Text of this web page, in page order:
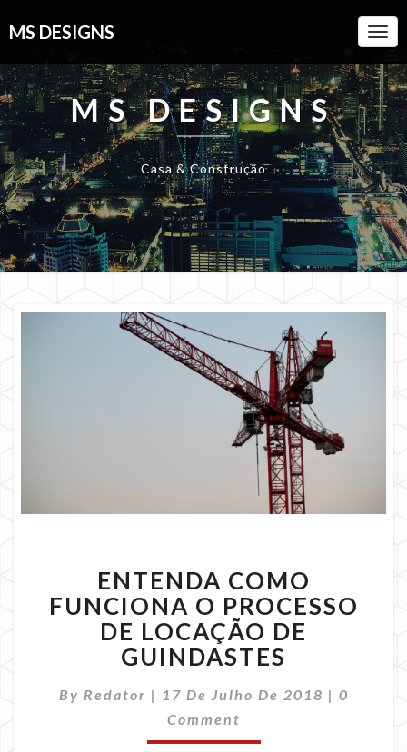
MS DESIGNS
MS DESIGNS
Casa & Construção
COMO
FUNCIONA
O
PROCESSO
DE
DE
GUINDASTES
ENTENDA COMO
FUNCIONA O PROCESSO
DE LOCAÇÃO DE
GUINDASTES
By Redator | 17 De Julho De 2018 | 0
Comment